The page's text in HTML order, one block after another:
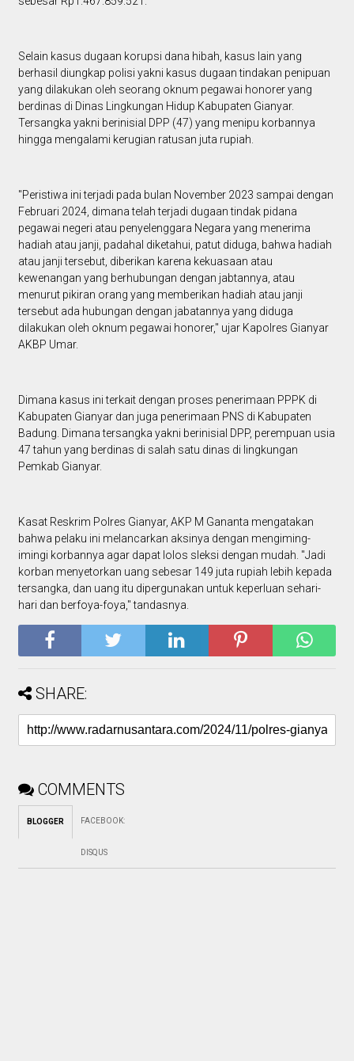
Selain kasus dugaan korupsi dana hibah, kasus lain yang
berhasil diungkap polisi yakni kasus dugaan tindakan penipuan
yang dilakukan oleh seorang oknum pegawai honorer yang
berdinas di Dinas Lingkungan Hidup Kabupaten Gianyar.
Tersangka yakni berinisial DPP (47) yang menipu korbannya
hingga mengalami kerugian ratusan juta rupiah.
"Peristiwa ini terjadi pada bulan November 2023 sampai dengan
Februari 2024, dimana telah terjadi dugaan tindak pidana
pegawai negeri atau penyelenggara Negara yang menerima
hadiah atau janji, padahal diketahui, patut diduga, bahwa hadiah
atau janji tersebut, diberikan karena kekuasaan atau
kewenangan yang berhubungan dengan jabtannya, atau
menurut pikiran orang yang memberikan hadiah atau janji
tersebut ada hubungan dengan jabatannya yang diduga
dilakukan oleh oknum pegawai honorer," ujar Kapolres Gianyar
AKBP Umar.
Dimana kasus ini terkait dengan proses penerimaan PPPK di
Kabupaten Gianyar dan juga penerimaan PNS di Kabupaten
Badung. Dimana tersangka yakni berinisial DPP, perempuan usia
47 tahun yang berdinas di salah satu dinas di lingkungan
Pemkab Gianyar.
Kasat Reskrim Polres Gianyar, AKP M Gananta mengatakan
bahwa pelaku ini melancarkan aksinya dengan mengiming-
imingi korbannya agar dapat lolos sleksi dengan mudah. "Jadi
korban menyetorkan uang sebesar 149 juta rupiah lebih kepada
tersangka, dan uang itu dipergunakan untuk keperluan sehari-
hari dan berfoya-foya," tandasnya.
SHARE:
COMMENTS
BLOGGER FACEBOOK:
DISQUS